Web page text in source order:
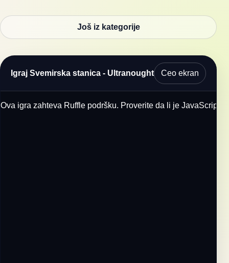
Još iz kategorije
Igraj Svemirska stanica - Ultranought Ceo ekran
Ova igra zahteva Ruffle podršku. Proverite da li je JavaScript